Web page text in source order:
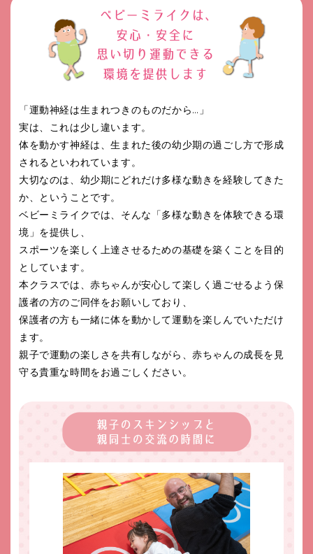
「運動神経は生まれつきのものだから…」
実は、これは少し違います。
体を動かす神経は、生まれた後の幼少期の過ごし方で形成
されるといわれています。
大切なのは、幼少期にどれだけ多様な動きを経験してきた
か、ということです。
ベビーミライクでは、そんな「多様な動きを体験できる環
境」を提供し、
スポーツを楽しく上達させるための基礎を築くことを目的
としています。
本クラスでは、赤ちゃんが安心して楽しく過ごせるよう保
護者の方のご同伴をお願いしており、
保護者の方も一緒に体を動かして運動を楽しんでいただけ
ます。
親子で運動の楽しさを共有しながら、赤ちゃんの成長を見
守る貴重な時間をお過ごしください。